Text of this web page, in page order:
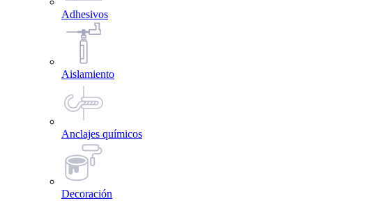
Adhesivos
Aislamiento
Anclajes químicos
Decoración